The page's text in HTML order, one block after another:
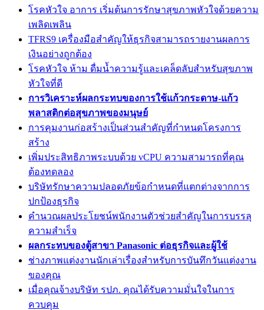
โรคหัวใจ อาการ เริ่มต้นการรักษาสุขภาพหัวใจด้วยความ
เพลิดเพลิน
TFRS9 เครื่องมือสำคัญให้ธุรกิจสามารถรายงานผลการ
เงินอย่างถูกต้อง
โรคหัวใจ ห้าม ดื่มน้ำความรู้และเคล็ดลับสำหรับสุขภาพ
หัวใจที่ดี
การวิเคราะห์ผลกระทบของการใช้แก้วกระดาษ-แก้ว
พลาสติกต่อสุขภาพของมนุษย์
การคุมงานก่อสร้างเป็นส่วนสำคัญที่กำหนดโครงการ
สร้าง
เพิ่มประสิทธิภาพระบบด้วย vCPU ความสามารถที่คุณ
ต้องทดลอง
บริษัทรักษาความปลอดภัยข้อกำหนดที่แตกต่างจากการ
ปกป้องธุรกิจ
คำนวณผลประโยชน์พนักงานตัวช่วยสำคัญในการบรรลุ
ความสำเร็จ
ผลกระทบของตู้สาขา Panasonic ต่อธุรกิจและผู้ใช้
ช่างภาพแต่งงานนักเล่าเรื่องสำหรับการบันทึกวันแต่งงาน
ของคุณ
เมื่อคุณจ้างบริษัท รปภ. คุณได้รับความมั่นใจในการ
ควบคุม